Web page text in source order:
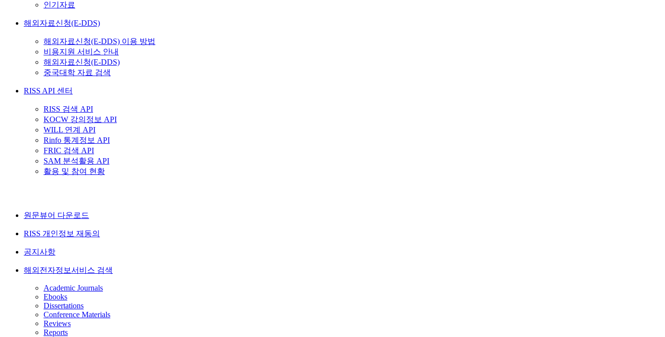
인기자료
해외자료신청(E-DDS)
해외자료신청(E-DDS) 이용 방법
비용지원 서비스 안내
해외자료신청(E-DDS)
중국대학 자료 검색
RISS API 센터
RISS 검색 API
KOCW 강의정보 API
WILL 연계 API
Rinfo 통계정보 API
FRIC 검색 API
SAM 분석활용 API
활용 및 참여 현황
원문뷰어 다운로드
RISS 개인정보 재동의
공지사항
해외전자정보서비스 검색
Academic Journals
Ebooks
Dissertations
Conference Materials
Reviews
Reports